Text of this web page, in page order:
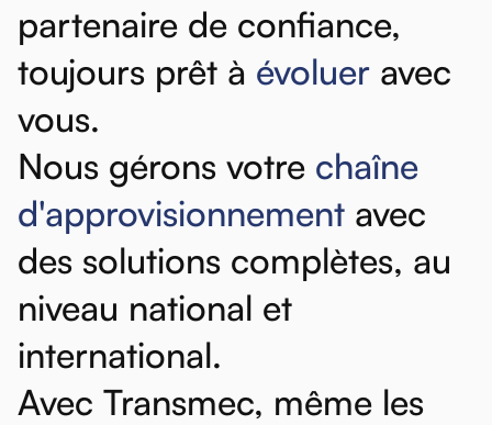
partenaire de confiance,
toujours prêt à évoluer avec
vous.
Nous gérons votre chaîne
d'approvisionnement avec
des solutions complètes, au
niveau national et
international.
Avec Transmec, même les